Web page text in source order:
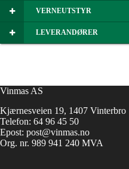
VERNEUTSTYR
LEVERANDØRER
Vinmas AS
Kjærnesveien 19, 1407 Vinterbro
Telefon: 64 96 45 50
Epost: post@vinmas.no
Org. nr. 989 941 240 MVA